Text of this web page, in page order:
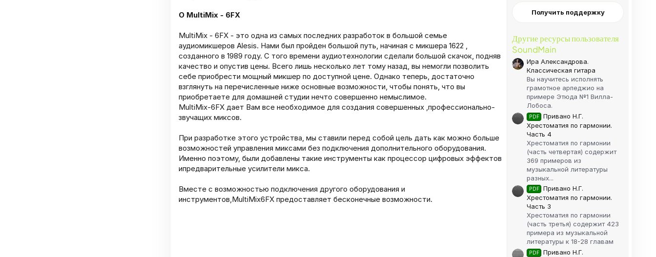
О MultiMix - 6FX
MultiMix - 6FX - это одна из самых последних разработок в большой семье
аудиомикшеров Alesis. Нами был пройден большой путь, начиная с микшера 1622 ,
созданного в 1989 году. С того времени аудиотехнологии сделали большой скачок, подняв
качество и опустив цены. Всего лишь несколько лет тому назад, вы немогли позволить
себе приобрести мощный микшер по доступной цене. Однако теперь, достаточно
взглянуть на перечисленные ниже основные возможности, чтобы понять, что вы
приобретаете для домашней студии нечто совершенно немыслимое.
MultiMix-6FX дает Вам все необходимое для создания совершенных ,профессионально-
звучащих миксов.
При разработке этого устройства, мы ставили перед собой цель дать как можно больше
возможностей управления миксами без подключения дополнительного оборудования.
Именно поэтому, были добавлены такие инструменты как процессор цифровых эффектов
ипредварительные усилители микса.
Вместе с возможностью подключения другого оборудования и
инструментов,MultiMix6FX предоставляет бесконечные возможности.
Получить поддержку
Другие ресурсы пользователя
SoundMain
Ира Александрова.
Классическая гитара
Вы научитесь исполнять
грамотное арпеджио на
примере Этюда №1 Вилла-
Лобоса.
PDF
Привано Н.Г.
Хрестоматия по гармонии.
Часть 4
Хрестоматия по гармонии
(часть четвертая) содержит
369 примеров из
музыкальной литературы
разных...
PDF
Привано Н.Г.
Хрестоматия по гармонии.
Часть 3
Хрестоматия по гармонии
(часть третья) содержит 423
примера из музыкальной
литературы к 18-28 главам
PDF
Привано Н.Г.